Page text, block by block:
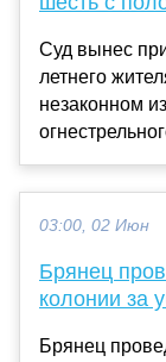
Суд вынес
летнего
незаконном
03:00, 02 Июн
Брянец
колонии за
Брянец